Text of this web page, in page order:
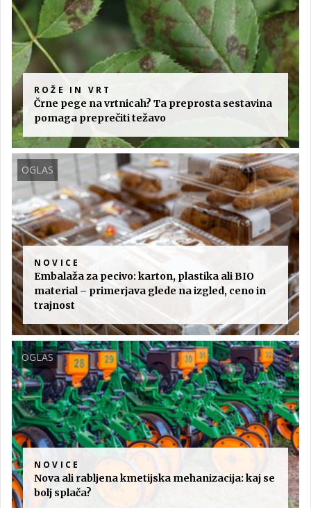
ROŽE IN VRT
Črne pege na vrtnicah? Ta preprosta sestavina
pomaga preprečiti težavo
OGLAS
NOVICE
Embalaža za pecivo: karton, plastika ali BIO
material – primerjava glede na izgled, ceno in
trajnost
OGLAS
NOVICE
Nova ali rabljena kmetijska mehanizacija: kaj se
bolj splača?